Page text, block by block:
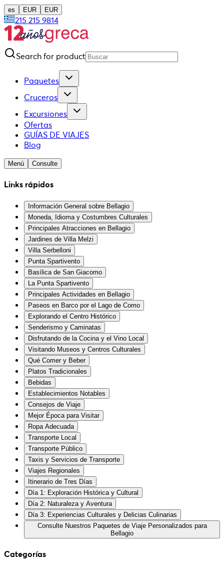
es EUR EUR
215 215 9814
Search for product
Paquetes
Cruceros
Excursiones
Ofertas
GUÍAS DE VIAJES
Blog
Menú Consulte
Links rápidos
Información General sobre Bellagio
Moneda, Idioma y Costumbres Culturales
Principales Atracciones en Bellagio
Jardines de Villa Melzi
Villa Serbelloni
Punta Spartivento
Basílica de San Giacomo
La Punta Spartivento
Principales Actividades en Bellagio
Paseos en Barco por el Lago de Como
Explorando el Centro Histórico
Senderismo y Caminatas
Disfrutando de la Cocina y el Vino Local
Visitando Museos y Centros Culturales
Qué Comer y Beber
Platos Tradicionales
Bebidas
Establecimientos Notables
Consejos de Viaje
Mejor Época para Visitar
Ropa Adecuada
Transporte Local
Transporte Público
Taxis y Servicios de Transporte
Viajes Regionales
Itinerario de Tres Días
Día 1: Exploración Histórica y Cultural
Día 2: Naturaleza y Aventura
Día 3: Experiencias Culturales y Delicias Culinarias
Consulte Nuestros Paquetes de Viaje Personalizados para
Bellagio
Categorías